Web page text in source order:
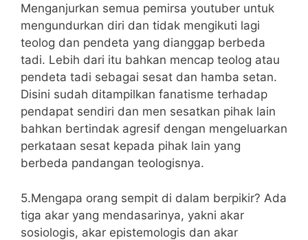
Menganjurkan semua pemirsa youtuber untuk
mengundurkan diri dan tidak mengikuti lagi
teolog dan pendeta yang dianggap berbeda
tadi. Lebih dari itu bahkan mencap teolog atau
pendeta tadi sebagai sesat dan hamba setan.
Disini sudah ditampilkan fanatisme terhadap
pendapat sendiri dan men sesatkan pihak lain
bahkan bertindak agresif dengan mengeluarkan
perkataan sesat kepada pihak lain yang
berbeda pandangan teologisnya.
5.Mengapa orang sempit di dalam berpikir? Ada
tiga akar yang mendasarinya, yakni akar
sosiologis, akar epistemologis dan akar